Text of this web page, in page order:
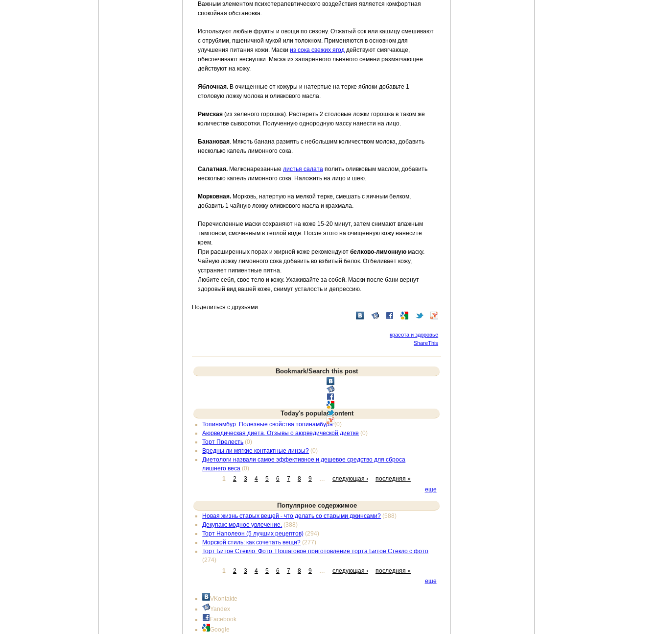
Важным элементом психотерапевтического воздействия является комфортная
спокойная обстановка.
Используют любые фрукты и овощи по сезону. Отжатый сок или кашицу смешивают
с отрубями, пшеничной мукой или толокном. Применяются в основном для
улучшения питания кожи. Маски из сока свежих ягод действуют смягчающе,
обеспечивают веснушки. Маска из запаренного льняного семени размягчающее
действуют на кожу.
Яблочная. В очищенные от кожуры и натертые на терке яблоки добавьте 1
столовую ложку молока и оливкового масла.
Римская (из зеленого горошка). Растереть 2 столовые ложки горошка в таком же
количестве сыворотки. Полученную однородную массу нанести на лицо.
Банановая. Мякоть банана размять с небольшим количеством молока, добавить
несколько капель лимонного сока.
Салатная. Мелконарезанные листья салата полить оливковым маслом, добавить
несколько капель лимонного сока. Наложить на лицо и шею.
Морковная. Морковь, натертую на мелкой терке, смешать с яичным белком,
добавить 1 чайную ложку оливкового масла и крахмала.
Перечисленные маски сохраняют на коже 15-20 минут, затем снимают влажным
тампоном, смоченным в теплой воде. После этого на очищенную кожу нанесите
крем.
При расширенных порах и жирной коже рекомендуют белково-лимонную маску.
Чайную ложку лимонного сока добавить во взбитый белок. Отбеливает кожу,
устраняет пигментные пятна.
Любите себя, свое тело и кожу. Ухаживайте за собой. Маски после бани вернут
здоровый вид вашей коже, снимут усталость и депрессию.
Поделиться с друзьями
красота и здоровье
ShareThis
Bookmark/Search this post
Today's popular content
Топинамбур. Полезные свойства топинамбура (0)
Аюрведическая диета. Отзывы о аюрведической диетке (0)
Торт Прелесть (0)
Вредны ли мягкие контактные линзы? (0)
Диетологи назвали самое эффективное и дешевое средство для сброса
лишнего веса (0)
1
2 3 4 5 6 7 8 9 … следующая ›
последняя »
еще
Популярное содержимое
Новая жизнь старых вещей - что делать со старыми джинсами? (588)
Декупаж: модное увлечение. (388)
Торт Наполеон (5 лучших рецептов) (294)
Морской стиль: как сочетать вещи? (277)
Торт Битое Стекло. Фото. Пошаговое приготовление торта Битое Стекло с фото
(274)
1
2 3 4 5 6 7 8 9 следующая ›
последняя »
еще
VKontakte
Yandex
Facebook
Google